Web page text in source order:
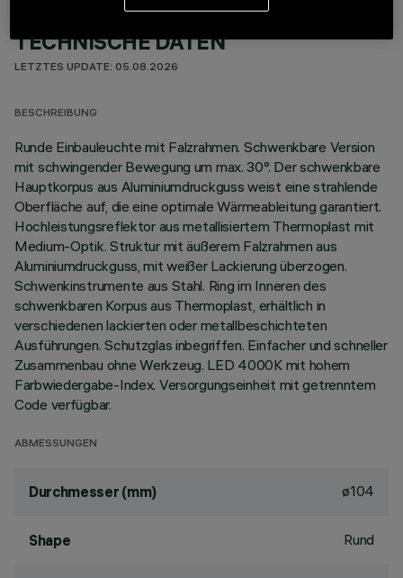
TECHNISCHE DATEN
LETZTES UPDATE: 05.08.2026
BESCHREIBUNG
Runde Einbauleuchte mit Falzrahmen. Schwenkbare Version
mit schwingender Bewegung um max. 30°. Der schwenkbare
Hauptkorpus aus Aluminiumdruckguss weist eine strahlende
Oberfläche auf, die eine optimale Wärmeableitung garantiert.
Hochleistungsreflektor aus metallisiertem Thermoplast mit
Medium-Optik. Struktur mit äußerem Falzrahmen aus
Aluminiumdruckguss, mit weißer Lackierung überzogen.
Schwenkinstrumente aus Stahl. Ring im Inneren des
schwenkbaren Korpus aus Thermoplast, erhältlich in
verschiedenen lackierten oder metallbeschichteten
Ausführungen. Schutzglas inbegriffen. Einfacher und schneller
Zusammenbau ohne Werkzeug. LED 4000K mit hohem
Farbwiedergabe-Index. Versorgungseinheit mit getrenntem
Code verfügbar.
ABMESSUNGEN
Durchmesser (mm) ø104
Shape Rund